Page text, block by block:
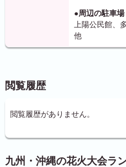
●周辺の駐車場
上陽公民館、
他
閲覧履歴
閲覧履歴がありません。
九州・沖縄の花火大会ラ